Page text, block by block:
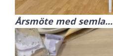
Årsmöte med semla...